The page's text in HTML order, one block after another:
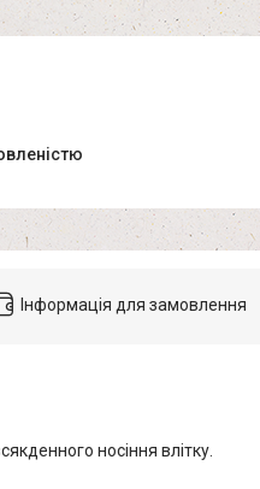
Інформація для замовлення
носіння влітку.